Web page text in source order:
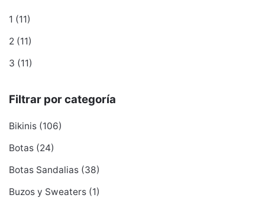
1 (11)
2 (11)
3 (11)
Filtrar por categoría
Bikinis (106)
Botas (24)
Botas Sandalias (38)
Buzos y Sweaters (1)